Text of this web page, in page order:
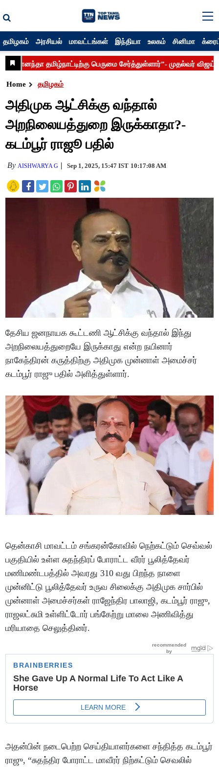
தமிழகம் அரசியல் மாவட்டங்கள் இந்தியா உலகம் சினிமா
Home தமிழகம்
அதிமுக ஆட்சிக்கு வந்தால்
அறநிலையத்துறை இருக்காதா?-
கடம்பூர் ராஜூ பதில்
By AISHWARYA G Sep 1, 2025, 15:47 IST 10:17:08 AM
தேசிய ஜனநாயக கூட்டணி ஆட்சிக்கு வந்தால் இந்து
அறநிலையத்துறையே இருக்காது என்ற நயினார்
நாகேந்திரன் கருத்திற்கு அதிமுக முன்னாள் அமைச்சர்
கடம்பூர் ராஜு பதில் அளித்துள்ளார்.
தென்காசி மாவட்டம் சங்கரன்கோவில் நெற்கட்டும் செவ்வல்
பகுதியில் உள்ள சுதந்திரப் போராட்ட வீரர் பூலித்தேவர்
மணிமண்டபத்தில் அவரது 310 வது பிறந்த நாளை
முன்னிட்டு பூலித்தேவர் உருவ சிலைக்கு அதிமுக சார்பில்
முன்னாள் அமைச்சர்கள் ராஜேந்திர பாலாஜி, கடம்பூர் ராஜு,
ராஜலட்சுமி உள்ளிட்டோர் பங்கேற்று மாலை அணிவித்து
மரியாதை செலுத்தினர்.
அதன்பின் நடைபெற்ற செய்தியாளர்களை சந்தித்த கடம்பூர்
ராஜு, “சுதந்திர போராட்ட மாவீரர் நிற்கட்டும் செவலில்